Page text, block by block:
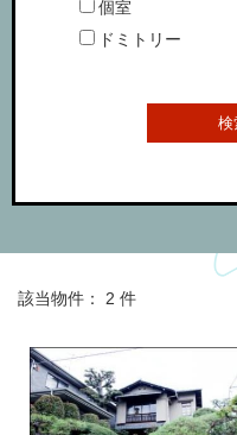
個室
ドミトリー
該当物件： 2 件